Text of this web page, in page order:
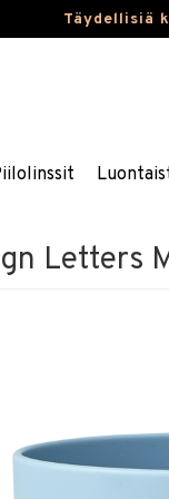
Täydellisiä
Letters